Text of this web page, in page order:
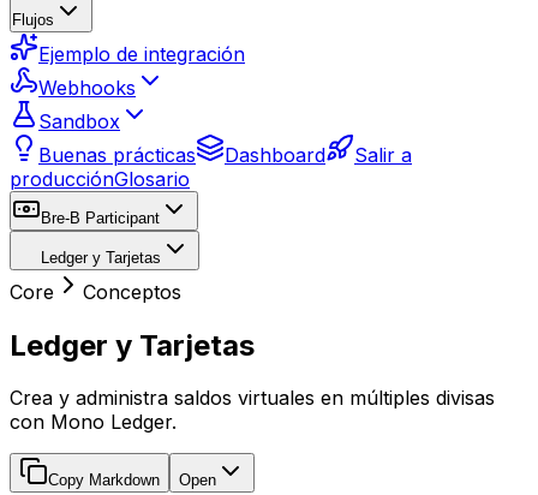
Flujos
Ejemplo de integración
Webhooks
Sandbox
Buenas prácticas
Dashboard
Salir a
producciónGlosario
Bre-B Participant
Ledger y Tarjetas
Core Conceptos
Ledger y Tarjetas
Crea y administra saldos virtuales en múltiples divisas
con Mono Ledger.
Copy Markdown Open